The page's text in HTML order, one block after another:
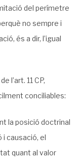
del perímetre
no sempre i
és a dir, l’igual
l’art. 11 CP,
conciliables:
la posició doctrinal
i causació, el
quant al valor